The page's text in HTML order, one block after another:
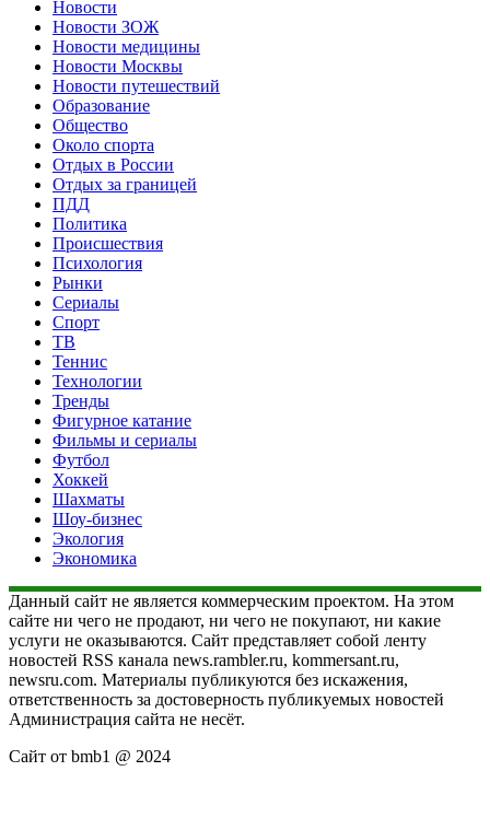
Новости
Новости ЗОЖ
Новости медицины
Новости Москвы
Новости путешествий
Образование
Общество
Около спорта
Отдых в России
Отдых за границей
ПДД
Политика
Происшествия
Психология
Рынки
Сериалы
Спорт
ТВ
Теннис
Технологии
Тренды
Фигурное катание
Фильмы и сериалы
Футбол
Хоккей
Шахматы
Шоу-бизнес
Экология
Экономика
Данный сайт не является коммерческим проектом. На этом
сайте ни чего не продают, ни чего не покупают, ни какие
услуги не оказываются. Сайт представляет собой ленту
новостей RSS канала news.rambler.ru, kommersant.ru,
newsru.com. Материалы публикуются без искажения,
ответственность за достоверность публикуемых новостей
Администрация сайта не несёт.
Сайт от bmb1 @ 2024